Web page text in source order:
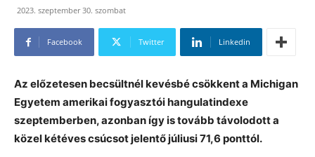
2023. szeptember 30. szombat
Facebook Twitter Linkedin
Az előzetesen becsültnél kevésbé csökkent a Michigan
Egyetem amerikai fogyasztói hangulatindexe
szeptemberben, azonban így is tovább távolodott a
közel kétéves csúcsot jelentő júliusi 71,6 ponttól.